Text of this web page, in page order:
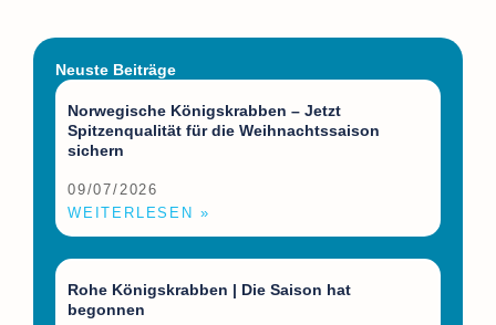
Neuste Beiträge
Norwegische Königskrabben – Jetzt
Spitzenqualität für die Weihnachtssaison
sichern
09/07/2026
WEITERLESEN »
Rohe Königskrabben | Die Saison hat
begonnen